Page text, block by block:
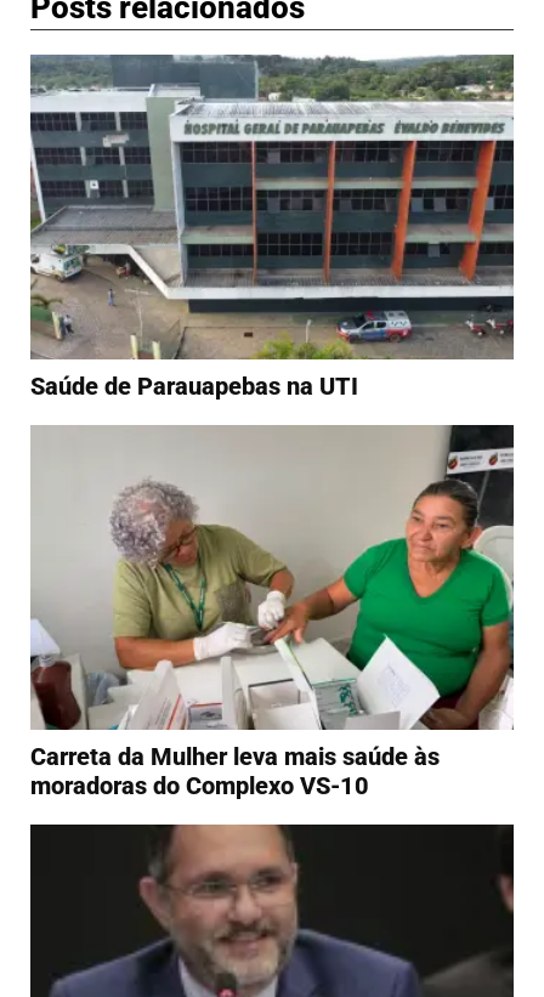
Posts relacionados
Saúde de Parauapebas na UTI
Carreta da Mulher leva mais saúde às
moradoras do Complexo VS-10